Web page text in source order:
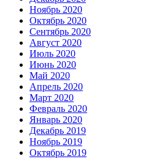
Ноябрь 2020
Октябрь 2020
Сентябрь 2020
Август 2020
Июль 2020
Июнь 2020
Май 2020
Апрель 2020
Март 2020
Февраль 2020
Январь 2020
Декабрь 2019
Ноябрь 2019
Октябрь 2019